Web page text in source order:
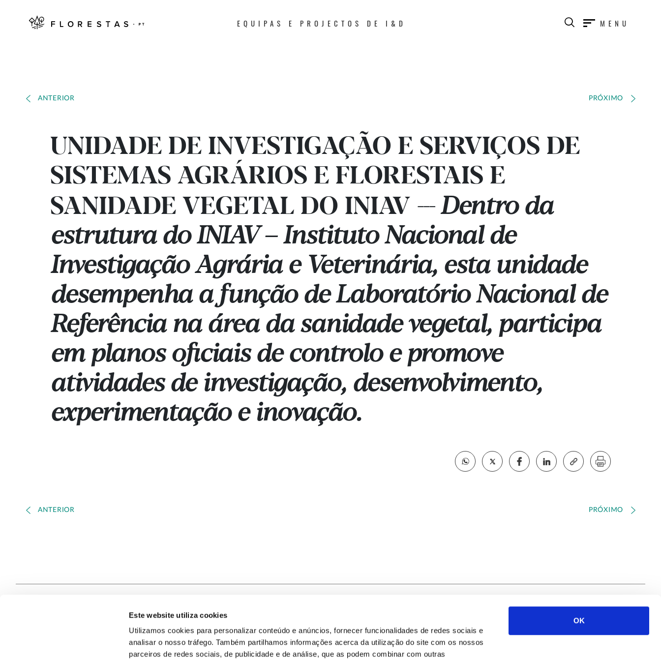
Este website utiliza cookies
Utilizamos cookies para personalizar conteúdo e anúncios, fornecer funcionalidades de redes sociais e
analisar o nosso tráfego. Também partilhamos informações acerca da utilização do site com os nossos
parceiros de redes sociais, de publicidade e de análise, que as podem combinar com outras
OK
EQUIPAS E PROJECTOS DE I&D MENU
ANTERIOR PRÓXIMO
UNIDADE DE INVESTIGAÇÃO E SERVIÇOS DE
SISTEMAS AGRÁRIOS E FLORESTAIS E
SANIDADE VEGETAL DO INIAV --- Dentro da
estrutura do INIAV – Instituto Nacional de
Investigação Agrária e Veterinária, esta unidade
desempenha a função de Laboratório Nacional de
Referência na área da sanidade vegetal, participa
em planos oficiais de controlo e promove
atividades de investigação, desenvolvimento,
experimentação e inovação.
ANTERIOR PRÓXIMO
Contacte-nos
Quem Somos
Política de Privacidade
Política de Cookies